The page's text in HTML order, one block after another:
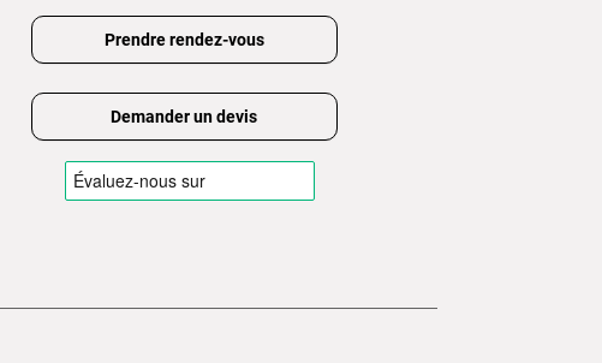
Prendre rendez-vous
Demander un devis